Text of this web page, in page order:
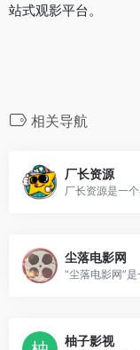
站式观影平台。
相关导航
厂长资源
尘落电影网
柚子影视